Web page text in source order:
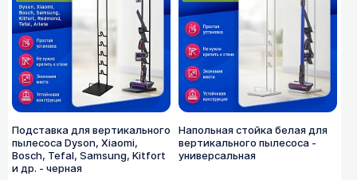
Подставка для вертикального
пылесоса Dyson, Xiaomi,
Bosch, Tefal, Samsung, Kitfort
и др. - черная
Напольная стойка белая для
вертикального пылесоса -
универсальная